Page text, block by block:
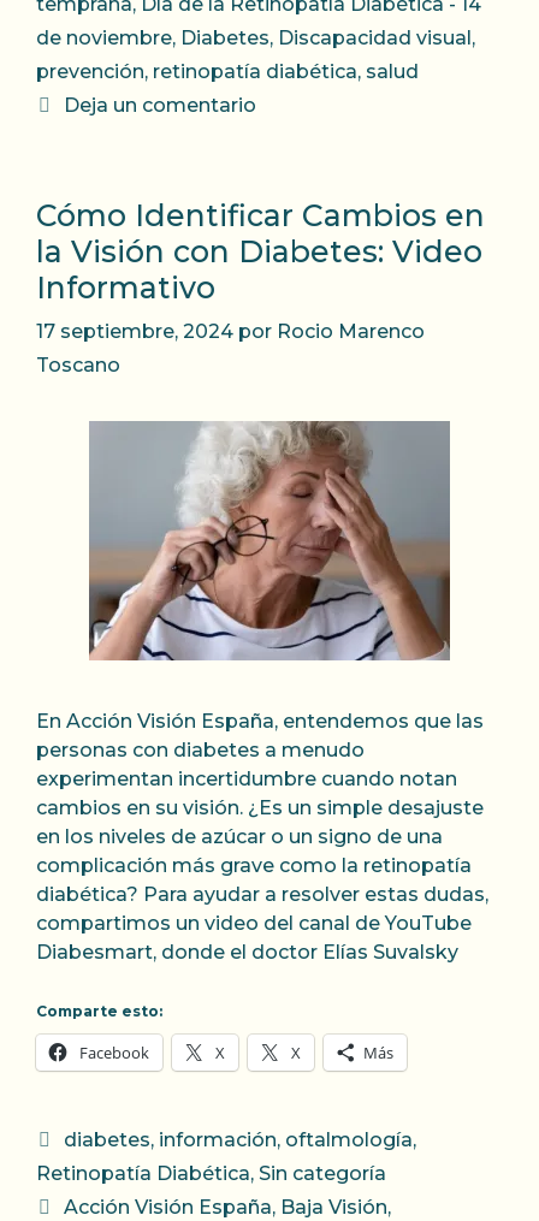
de noviembre, Diabetes, Discapacidad visual ,
prevención, retinopatía diabética, salud
Deja un comentario
Cómo Identificar Cambios en
la Visión con Diabetes: Video
Informativo
17 septiembre, 2024 por Rocio Marenco
Toscano
En Acción Visión España, entendemos que las
personas con diabetes a menudo
experimentan incertidumbre cuando notan
cambios en su visión. ¿Es un simple desajuste
en los niveles de azúcar o un signo de una
complicación más grave como la retinopatía
diabética? Para ayudar a resolver estas dudas,
compartimos un video del canal de YouTube
Diabesmart, donde el doctor Elías Suvalsky
Comparte esto:
Facebook X X Más
Categorías
diabetes, información, oftalmología,
Retinopatía Diabética, Sin categoría
Etiquetas
Acción Visión España, Baja Visión,